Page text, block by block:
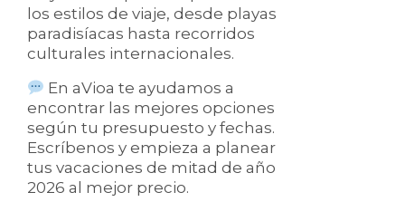
los estilos de viaje, desde playas
paradisíacas hasta recorridos
culturales internacionales.
En aVioa te ayudamos a
encontrar las mejores opciones
según tu presupuesto y fechas.
Escríbenos y empieza a planear
tus vacaciones de mitad de año
2026 al mejor precio.